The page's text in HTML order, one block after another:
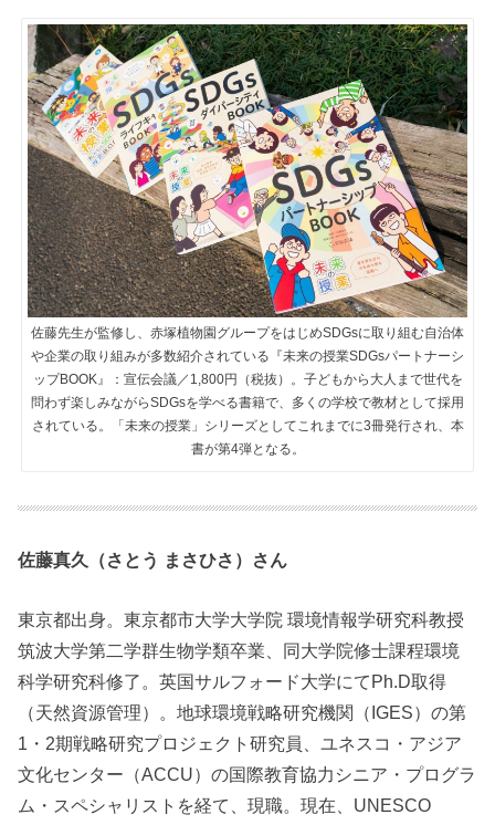
佐藤先生が監修し、赤塚植物園グループをはじめSDGsに取り組む自治体
や企業の取り組みが多数紹介されている『未来の授業SDGsパートナーシ
ップBOOK』：宣伝会議／1,800円（税抜）。子どもから大人まで世代を
問わず楽しみながらSDGsを学べる書籍で、多くの学校で教材として採用
されている。「未来の授業」シリーズとしてこれまでに3冊発行され、本
書が第4弾となる。
佐藤真久（さとう まさひさ）さん
東京都出身。東京都市大学大学院 環境情報学研究科教授
筑波大学第二学群生物学類卒業、同大学院修士課程環境
科学研究科修了。英国サルフォード大学にてPh.D取得
（天然資源管理）。地球環境戦略研究機関（IGES）の第
1・2期戦略研究プロジェクト研究員、ユネスコ・アジア
文化センター（ACCU）の国際教育協力シニア・プログラ
ム・スペシャリストを経て、現職。現在、UNESCO